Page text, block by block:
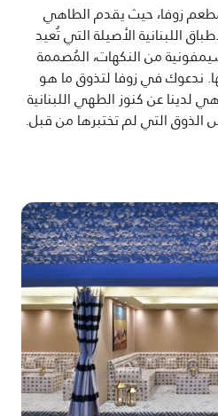
زوفا، حيث يقدم الطاهي
اللبنانية الأصيلة التي تُعيد
من النكهات، المُصممة
ندعوك في زوفا لتذوق ما هو
عن كنوز الطهي اللبنانية
الذوق التي لم تختبرها من قبل.